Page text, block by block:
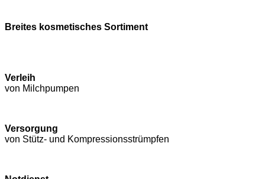
Breites kosmetisches Sortiment
Verleih
von Milchpumpen
Versorgung
von Stütz- und Kompressions­strümpfen